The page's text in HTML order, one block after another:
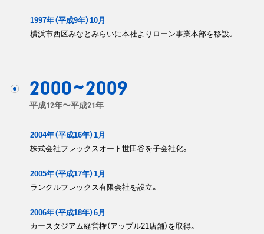
1997年（平成9年）10月
横浜市西区みなとみらいに本社よりローン事業本部を移設。
2000~2009
平成12年〜平成21年
2004年（平成16年）1月
株式会社フレックスオート世田谷を子会社化。
2005年（平成17年）1月
ランクルフレックス有限会社を設立。
2006年（平成18年）6月
カースタジアム経営権（アップル21店舗）を取得。